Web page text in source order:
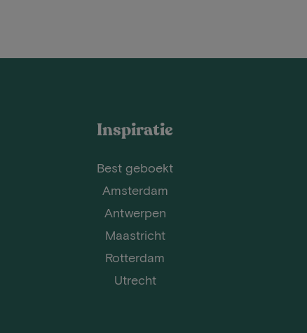
Inspiratie
Best geboekt
Amsterdam
Antwerpen
Maastricht
Rotterdam
Utrecht